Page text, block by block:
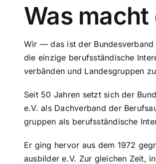
Was macht
Wir — das ist der
die einzige berufs­stän­di­sche
ver­bän­den und Lan­des­grup­pen
Seit 50 Jahren setzt sich der
e.V. als Dach­ver­band der
grup­pen als berufs­stän­di­sche
Er ging hervor aus dem 1972
aus­bil­der e.V. Zur gleichen Zeit,